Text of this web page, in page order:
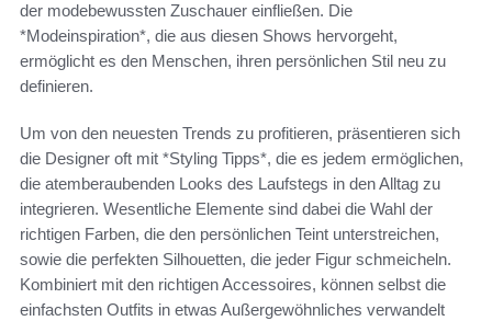
der modebewussten Zuschauer einfließen. Die
*Modeinspiration*, die aus diesen Shows hervorgeht,
ermöglicht es den Menschen, ihren persönlichen Stil neu zu
definieren.
Um von den neuesten Trends zu profitieren, präsentieren sich
die Designer oft mit *Styling Tipps*, die es jedem ermöglichen,
die atemberaubenden Looks des Laufstegs in den Alltag zu
integrieren. Wesentliche Elemente sind dabei die Wahl der
richtigen Farben, die den persönlichen Teint unterstreichen,
sowie die perfekten Silhouetten, die jeder Figur schmeicheln.
Kombiniert mit den richtigen Accessoires, können selbst die
einfachsten Outfits in etwas Außergewöhnliches verwandelt